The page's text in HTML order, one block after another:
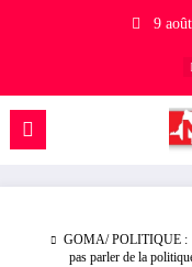
9
GOMA/ POLITIQUE :
pas parler de la